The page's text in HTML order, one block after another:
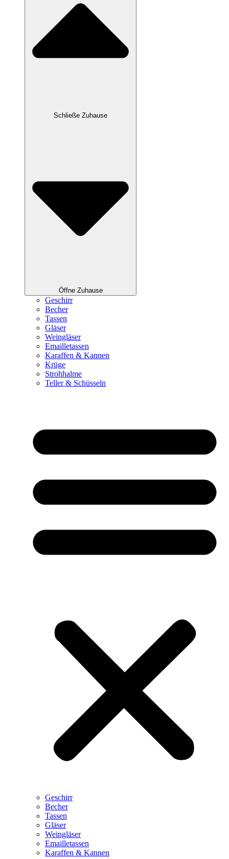
Schließe Zuhause
Öffne Zuhause
Geschirr
Becher
Tassen
Gläser
Weingläser
Emailletassen
Karaffen & Kannen
Krüge
Strohhalme
Teller & Schüsseln
Geschirr
Becher
Tassen
Gläser
Weingläser
Emailletassen
Karaffen & Kannen